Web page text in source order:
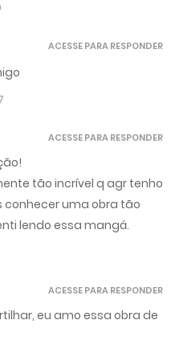
ACESSE PARA RESPONDER
tão incrível q agr tenho
uma obra tão
lendo essa mangá.
ACESSE PARA RESPONDER
eu amo essa obra de
ACESSE PARA RESPONDER